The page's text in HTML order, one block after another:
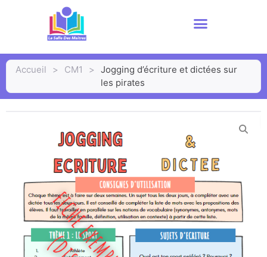
Accueil > CM1 >
Jogging d’écriture et dictées sur
les pirates